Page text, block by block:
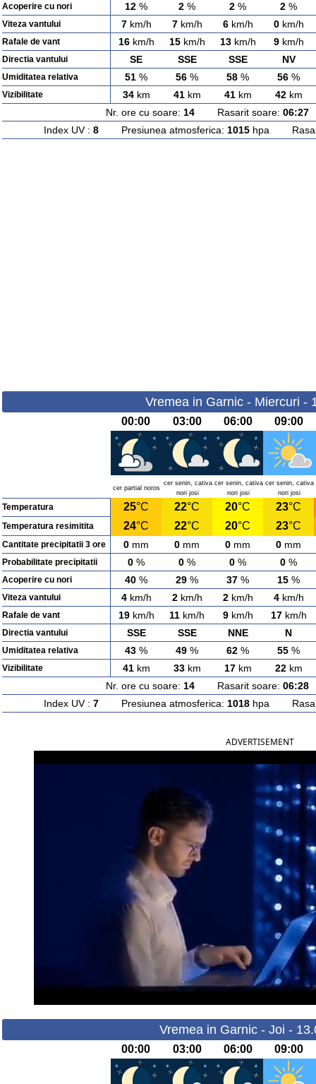
Acoperire cu nori 12 % 2 % 2 % 2 %
Viteza vantului 7km/h 7km/h 6km/h 0km/h
Rafale de vant 16km/h 15km/h 13km/h 9km/h
Directia vantului SE SSE SSE NV
Umiditatea relativa 51 % 56 % 58 % 56 %
Vizibilitate 34km 41km 41km 42km
Nr. ore cu soare: 14Rasarit soare: 06:27
Index UV : 8Presiunea atmosferica: 1015hpa
Vremea in Garnic - Miercuri -
00:00 03:00 06:00 09:00
cer partial noros
cer senin, cativa
nori josi
cer senin, cativa
nori josi
cer senin, cativa
nori josi
Temperatura 25°C 22°C 20°C 23°C
Temperatura resimitita 24°C 22°C 20°C 23°C
Cantitate precipitatii 3 ore 0 mm 0 mm 0 mm 0 mm
Probabilitate precipitatii 0 % 0 % 0 % 0 %
Acoperire cu nori 40 % 29 % 37 % 15 %
Viteza vantului 4km/h 2km/h 2km/h 4km/h
Rafale de vant 19km/h 11 km/h 9km/h 17km/h
Directia vantului SSE SSE NNE N
Umiditatea relativa 43 % 49 % 62 % 55 %
Vizibilitate 41km 33km 17km 22km
Nr. ore cu soare: 14Rasarit soare: 06:28
Index UV : 7Presiunea atmosferica: 1018hpa
ADVERTISEMENT
Vremea in Garnic - Joi -
00:00 03:00 06:00 09:00